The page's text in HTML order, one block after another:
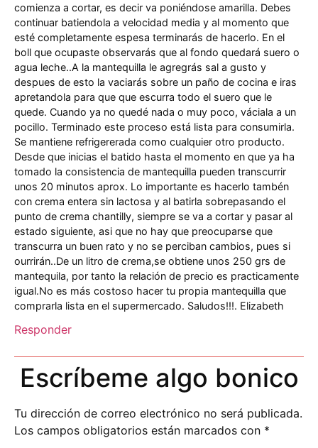
comienza a cortar, es decir va poniéndose amarilla. Debes
continuar batiendola a velocidad media y al momento que
esté completamente espesa terminarás de hacerlo. En el
boll que ocupaste observarás que al fondo quedará suero o
agua leche..A la mantequilla le agregrás sal a gusto y
despues de esto la vaciarás sobre un paño de cocina e iras
apretandola para que que escurra todo el suero que le
quede. Cuando ya no quedé nada o muy poco, váciala a un
pocillo. Terminado este proceso está lista para consumirla.
Se mantiene refrigererada como cualquier otro producto.
Desde que inicias el batido hasta el momento en que ya ha
tomado la consistencia de mantequilla pueden transcurrir
unos 20 minutos aprox. Lo importante es hacerlo tambén
con crema entera sin lactosa y al batirla sobrepasando el
punto de crema chantilly, siempre se va a cortar y pasar al
estado siguiente, asi que no hay que preocuparse que
transcurra un buen rato y no se perciban cambios, pues si
ourrirán..De un litro de crema,se obtiene unos 250 grs de
mantequila, por tanto la relación de precio es practicamente
igual.No es más costoso hacer tu propia mantequilla que
comprarla lista en el supermercado. Saludos!!!. Elizabeth
Responder
Escríbeme algo bonico
Tu dirección de correo electrónico no será publicada.
Los campos obligatorios están marcados con *